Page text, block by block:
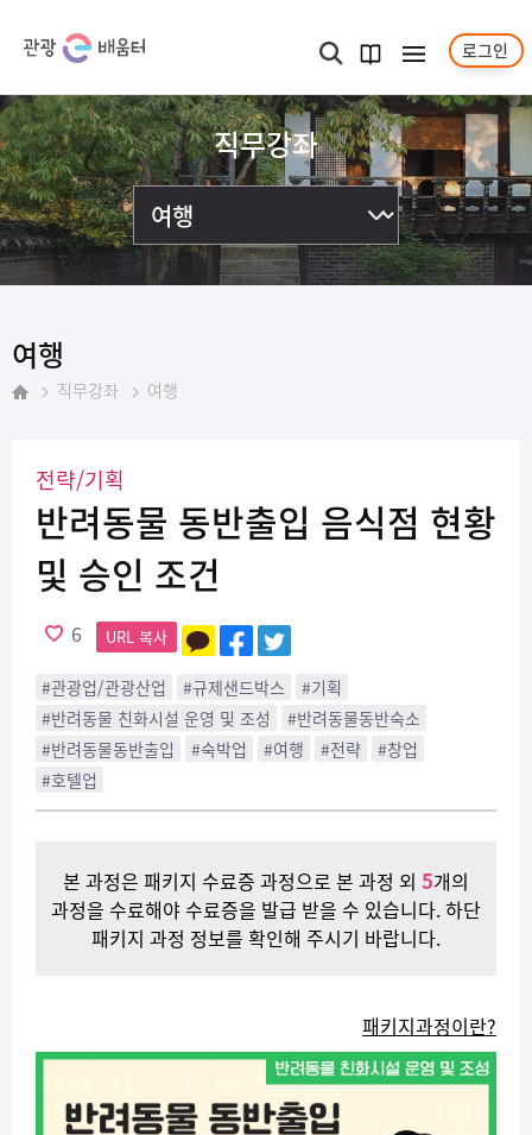
검색
과정
안내서
메뉴보기 로그인
직무강좌
여행
직무강좌 여행
전략/기획
반려동물 동반출입 음식점 현황
및 승인 조건
6 URL 복사
#관광업/관광산업 #규제샌드박스
#기획
#반려동물 친화시설 운영 및 조성
#반려동물동반숙소
#반려동물동반출입
#숙박업 #여행 #전략
#창업
#호텔업
본 과정은 패키지 수료증 과정으로 본 과정 외 5개의
과정을 수료해야 수료증을 발급 받을 수 있습니다. 하단
패키지 과정 정보를 확인해 주시기 바랍니다.
패키지과정이란?